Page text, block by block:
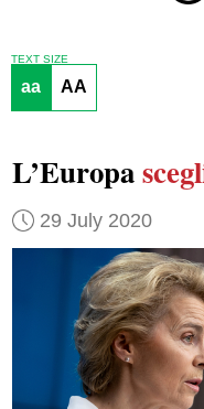
TEXT SIZE
aa AA
L’Europa
29 July 2020